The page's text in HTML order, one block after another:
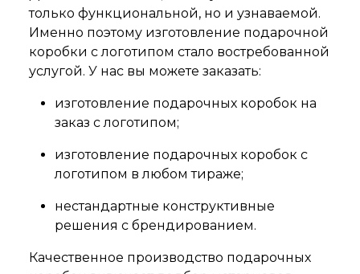
только функциональной, но и узнаваемой.
Именно поэтому изготовление подарочной
коробки с логотипом стало востребованной
услугой. У нас вы можете заказать:
изготовление подарочных коробок на
заказ с логотипом;
изготовление подарочных коробок с
логотипом в любом тираже;
нестандартные конструктивные
решения с брендированием.
Качественное производство подарочных